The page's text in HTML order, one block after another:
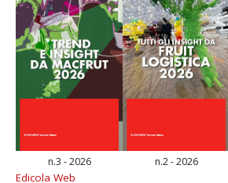
n.3 - 2026 n.2 - 2026
Edicola Web